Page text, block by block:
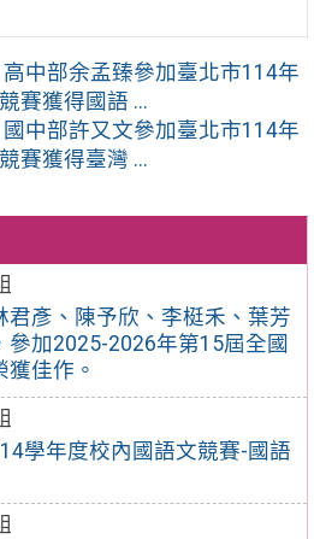
君彥、陳予欣、李梃禾、葉芳
加2025-2026年第15屆全國
佳作。
學年度校內國語文競賽-國語
高中部余孟臻參加臺北市114年
賽獲得國語 ...
國中部許又文參加臺北市114年
賽獲得臺灣 ...